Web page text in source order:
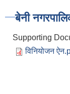
बेनी
Supporting
विनियोजन